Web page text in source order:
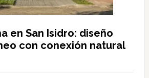
en San Isidro: diseño
con conexión natural